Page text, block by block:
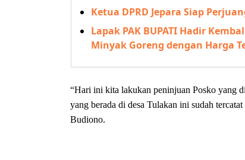
Ketua DPRD Jepara Siap
Lapak PAK BUPATI Hadir
Minyak Goreng dengan Harga
“Hari ini kita lakukan peninjuan Posko yang
yang berada di desa Tulakan ini sudah
Budiono.